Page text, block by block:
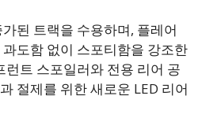
된 트랙을 수용하며, 플레어
도함 없이 스포티함을 강조한
런트 스포일러와 전용 리어 공
절제를 위한 새로운 LED 리어